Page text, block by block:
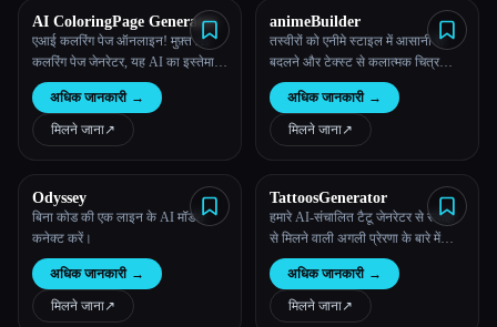
AI ColoringPage Generator
एआई कलरिंग पेज ऑनलाइन! मुफ़्त AI
कलरिंग पेज जेनरेटर, यह AI का इस्तेमाल
करके प्रॉम्प्ट शब्दों से कलरिंग पेज बनाता
है।
अधिक जानकारी →
मिलने जाना↗︎
animeBuilder
तस्वीरों को एनीमे स्टाइल में आसानी से
बदलने और टेक्स्ट से कलात्मक चित्र
बनाने के लिए हमारे मुफ़्त ऑनलाइन टूल
खोजें। अपनी रचनात्मकता को सहजता से
उजागर करो!
अधिक जानकारी →
मिलने जाना↗︎
Odyssey
बिना कोड की एक लाइन के AI मॉडल
कनेक्ट करें।
अधिक जानकारी →
मिलने जाना↗︎
TattoosGenerator
हमारे AI-संचालित टैटू जेनरेटर से स्याही
से मिलने वाली अगली प्रेरणा के बारे में
जानें।
अधिक जानकारी →
मिलने जाना↗︎